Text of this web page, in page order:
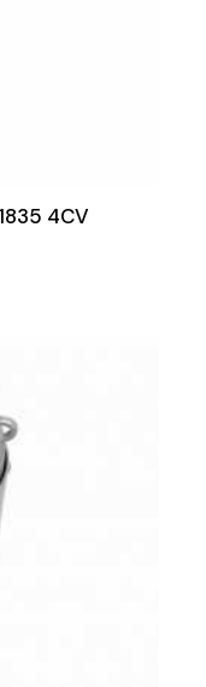
4CV